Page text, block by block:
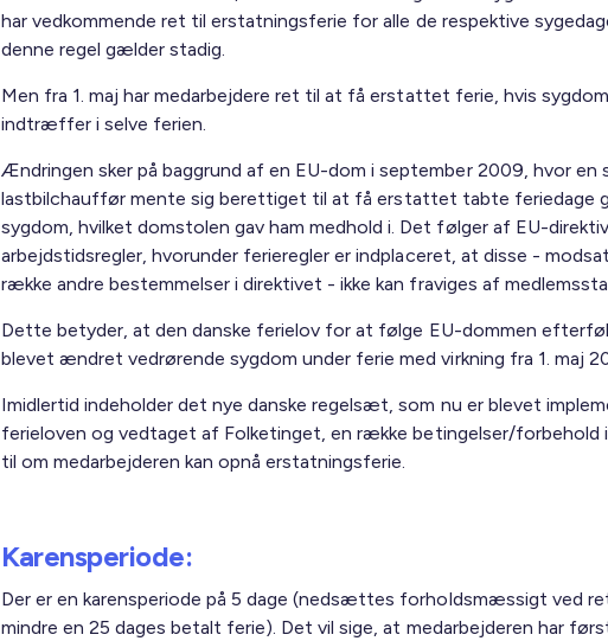
har vedkommende ret til erstatningsferie for alle de respektive
denne regel gælder stadig.
Men fra 1. maj har medarbejdere ret til at få erstattet ferie, hvis sygdom
indtræffer i selve ferien.
Ændringen sker på baggrund af en EU-dom i september 2009, hvor en
lastbilchauffør mente sig berettiget til at få erstattet tabte feriedage
sygdom, hvilket domstolen gav ham medhold i. Det følger af EU-
arbejdstidsregler, hvorunder ferieregler er indplaceret, at disse -
række andre bestemmelser i direktivet - ikke kan fraviges af
Dette betyder, at den danske ferielov for at følge EU-dommen
blevet ændret vedrørende sygdom under ferie med virkning fra 1. maj
Imidlertid indeholder det nye danske regelsæt, som nu er blevet
ferieloven og vedtaget af Folketinget, en række betingelser/forbehold
til om medarbejderen kan opnå erstatningsferie.
Karensperiode:
Der er en karensperiode på 5 dage (nedsættes forholdsmæssigt ved
mindre en 25 dages betalt ferie). Det vil sige, at medarbejderen har